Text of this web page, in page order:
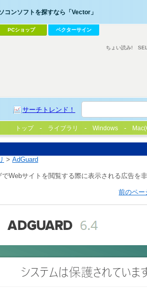
コンソフトを探すなら「Vector」
PCショップ ベクターサイン
サーチトレンド！
ちょい読み!
トップ ライブラリ Windows
> AdGuard
Webサイトを閲覧する際に表示される広告
前のペー